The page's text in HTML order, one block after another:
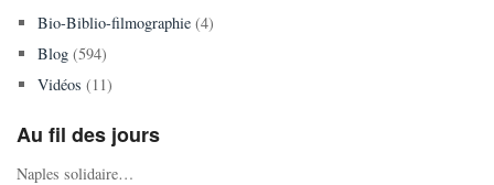
Bio-Biblio-filmographie(4)
Blog(594)
Vidéos (11)
Au fil des jours
Naples solidaire…